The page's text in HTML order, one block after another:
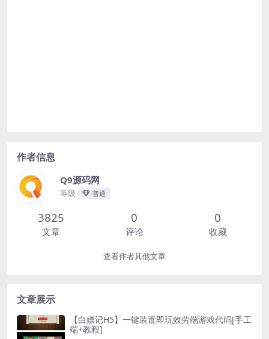
作者信息
Q9源码网
等级 普通
3825
文章
0
评论
0
收藏
查看作者其他文章
文章展示
【白嫖记H5】一键装置即玩效劳端游戏代码[手工
端+教程]